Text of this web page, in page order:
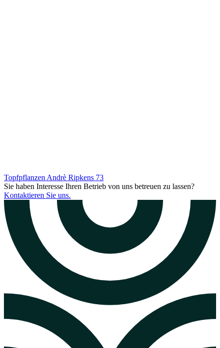
Topfpflanzen Andrè Ripkens 73
Sie haben Interesse Ihren Betrieb von uns betreuen zu lassen?
Kontaktieren Sie uns.